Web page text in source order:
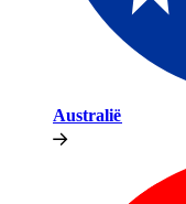
Australië​​